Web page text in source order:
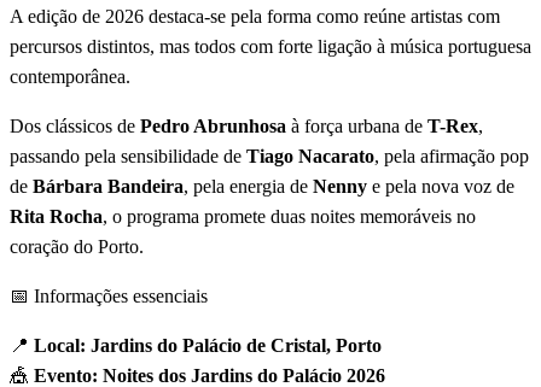
A edição de 2026 destaca-se pela forma como reúne artistas com
percursos distintos, mas todos com forte ligação à música portuguesa
contemporânea.
Dos clássicos de Pedro Abrunhosa à força urbana de T-Rex,
passando pela sensibilidade de Tiago Nacarato, pela afirmação pop
de Bárbara Bandeira, pela energia de Nenny e pela nova voz de
Rita Rocha, o programa promete duas noites memoráveis no
coração do Porto.
📅 Informações essenciais
📍 Local: Jardins do Palácio de Cristal, Porto
🎪 Evento: Noites dos Jardins do Palácio 2026